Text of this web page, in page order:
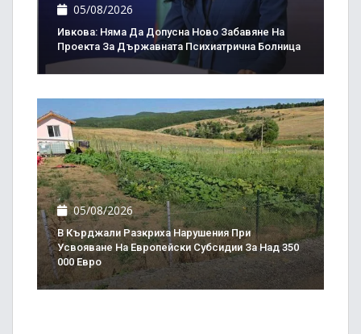
05/08/2026
Ивкова: Няма Да Допусна Ново Забавяне На
Проекта За Държавната Психиатрична Болница
05/08/2026
В Кърджали Разкриха Нарушения При
Усвояване На Европейски Субсидии За Над 350
000 Евро